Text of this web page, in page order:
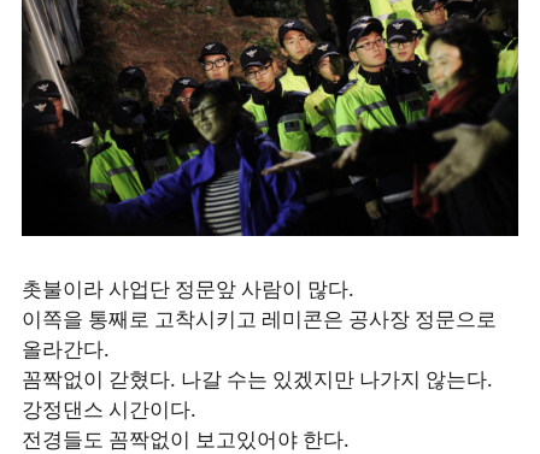
촛불이라 사업단 정문앞 사람이 많다.
이쪽을 통째로 고착시키고 레미콘은 공사장 정문으로
올라간다.
꼼짝없이 갇혔다. 나갈 수는 있겠지만 나가지 않는다.
강정댄스 시간이다.
전경들도 꼼짝없이 보고있어야 한다.